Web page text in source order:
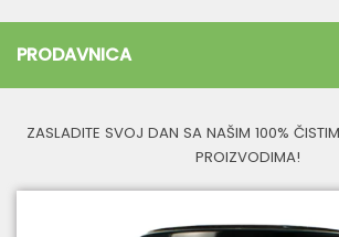
PRODAVNICA
ZASLADITE SVOJ DAN SA NAŠIM 100%
PROIZVODIMA!